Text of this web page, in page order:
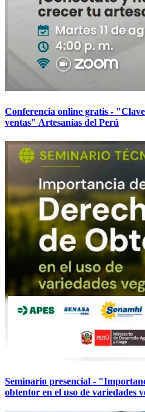
Conferencia online gratis -
ventas" Artesanías del Perú
Seminario presencial -
obtentor en el uso de variedades